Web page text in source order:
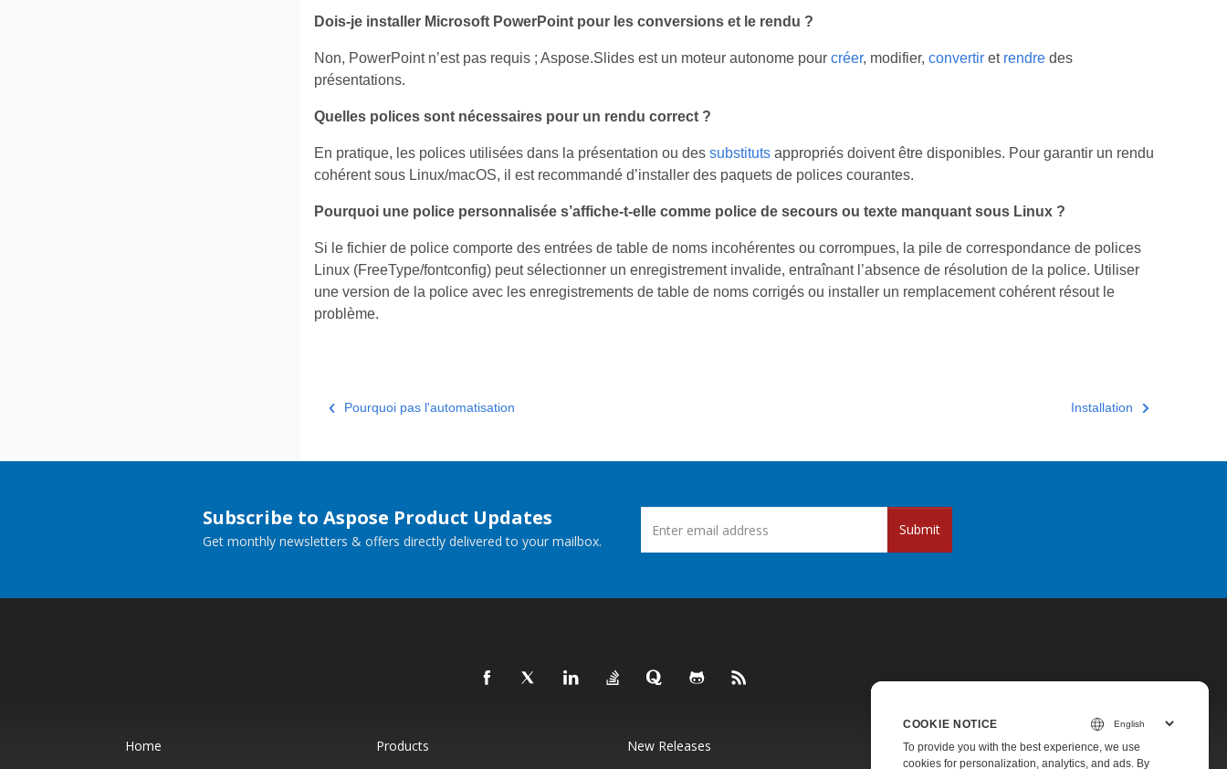
Dois‑je installer Microsoft PowerPoint pour les conversions et le rendu ?
Non, PowerPoint n’est pas requis ; Aspose.Slides est un moteur autonome pour créer, modifier, convertiret rendredes
présentations.
Quelles polices sont nécessaires pour un rendu correct ?
En pratique, les polices utilisées dans la présentation ou des substitutsappropriés doivent être disponibles. Pour garantir un rendu
cohérent sous Linux/macOS, il est recommandé d’installer des paquets de polices courantes.
Pourquoi une police personnalisée s’affiche-t-elle comme police de secours ou texte manquant sous Linux ?
Si le fichier de police comporte des entrées de table de noms incohérentes ou corrompues, la pile de correspondance de polices
Linux (FreeType/fontconfig) peut sélectionner un enregistrement invalide, entraînant l’absence de résolution de la police. Utiliser
une version de la police avec les enregistrements de table de noms corrigés ou installer un remplacement cohérent résout le
problème.
Pourquoi pas l'automatisation Installation
Subscribe to Aspose Product Updates
Get monthly newsletters & offers directly delivered to your mailbox.
Submit
Home Products New Releases
Pricing
COOKIE NOTICE
To provide you with the best experience, we use
cookies for personalization, analytics, and ads. By